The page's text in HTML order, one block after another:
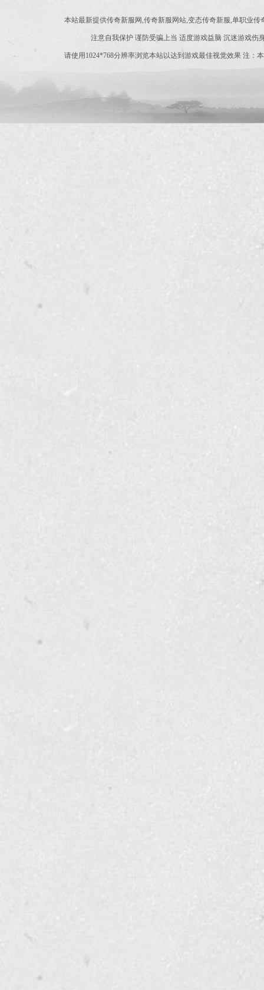
本站最新提供传奇新服网,传奇新服网站,变态传奇新服,单职业
注意自我保护 谨防受骗上当 适度游戏益脑 沉迷游戏伤
请使用1024*768分辨率浏览本站以达到游戏最佳视觉效果 注